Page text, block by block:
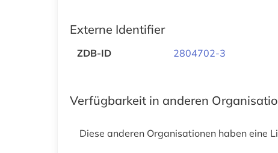
Externe Identifier
ZDB-ID 2804702-3
Verfügbarkeit in anderen
Diese anderen Organisationen haben eine